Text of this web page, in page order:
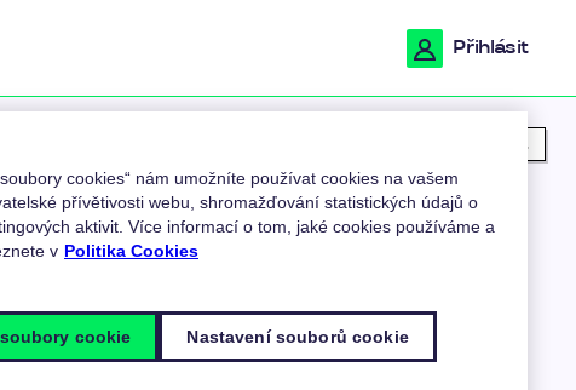
Přihlásit
Moje poloha
cookies“ nám umožníte používat cookies na vašem
přívětivosti webu, shromažďování statistických údajů o
aktivit. Více informací o tom, jaké cookies používáme a
v Politika Cookies
Nastavení souborů cookie
cookie